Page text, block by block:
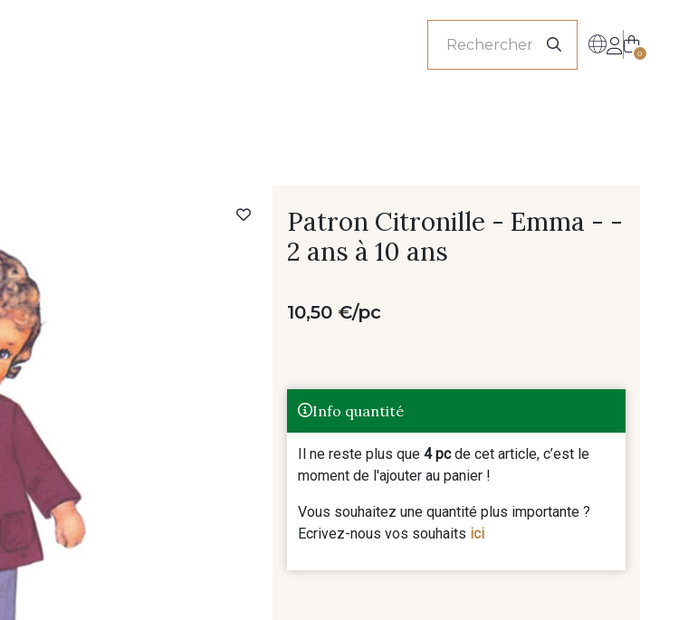
0
Patron Citronille - Emma - -
2 ans à 10 ans
10,50 €/pc
Info quantité
Il ne reste plus que4 pcde cet article, c’est le
moment de l'ajouter au panier !
Vous souhaitez une quantité plus importante ?
Ecrivez-nous vos souhaits ici